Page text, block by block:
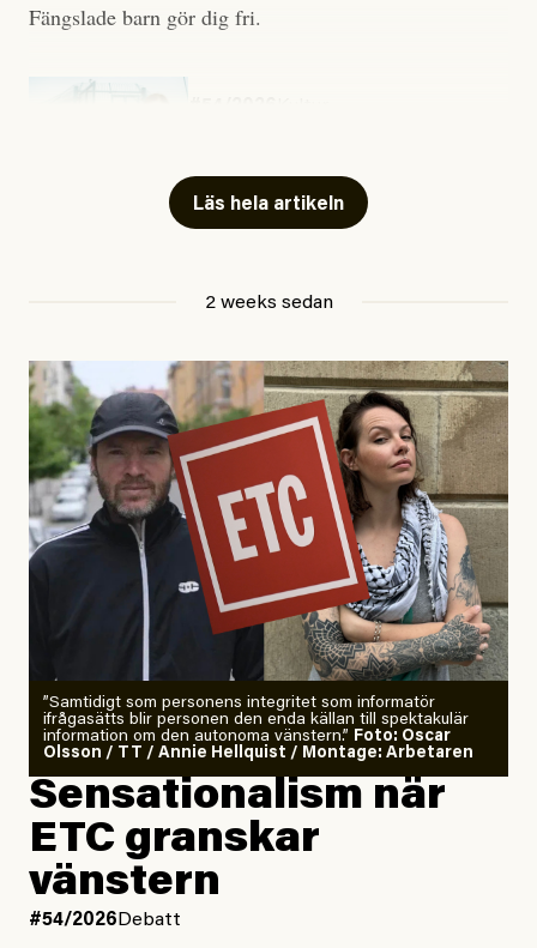
Fängslade barn gör dig fri.
Läs hela artikeln
2 weeks sedan
”Samtidigt som personens integritet som informatör
ifrågasätts blir personen den enda källan till spektakulär
information om den autonoma vänstern.” Foto: Oscar
Olsson / TT / Annie Hellquist / Montage: Arbetaren
Sensationalism när
ETC granskar
vänstern
#54/2026 Debatt